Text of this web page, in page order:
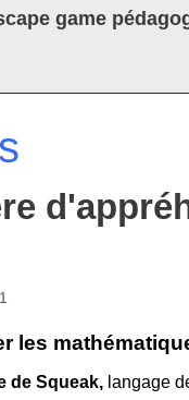
game
les
de Squeak, langage